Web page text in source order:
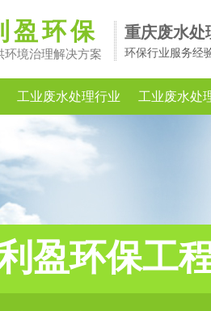
环境治理解决方案
盈环保 重庆废水处
环保行业服务经
工业废水处理行业 工业废水处
盈环保工